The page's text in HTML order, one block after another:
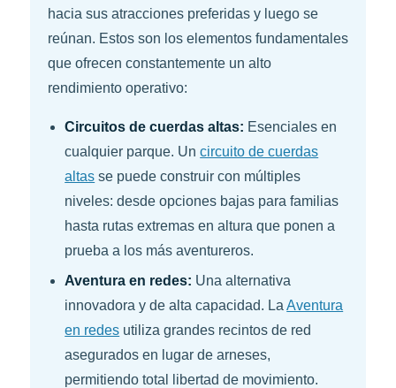
hacia sus atracciones preferidas y luego se
reúnan. Estos son los elementos fundamentales
que ofrecen constantemente un alto
rendimiento operativo:
Circuitos de cuerdas altas: Esenciales en
cualquier parque. Uncircuito de cuerdas
altas se puede construir con múltiples
niveles: desde opciones bajas para familias
hasta rutas extremas en altura que ponen a
prueba a los más aventureros.
Aventura en redes: Una alternativa
innovadora y de alta capacidad. LaAventura
en redes utiliza grandes recintos de red
asegurados en lugar de arneses,
permitiendo total libertad de movimiento.